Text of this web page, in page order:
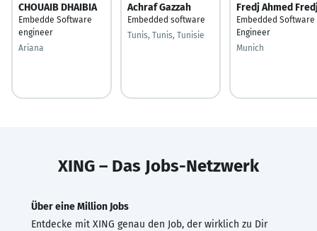
CHOUAIB DHAIBIA
Embedde Software
engineer
Ariana
Achraf Gazzah
Embedded software
Tunis, Tunis, Tunisie
Fredj Ahmed
Embedded Software
Engineer
Munich
XING – Das Jobs-Netzwerk
Über eine Million Jobs
Entdecke mit XING genau den Job, der wirklich zu Dir